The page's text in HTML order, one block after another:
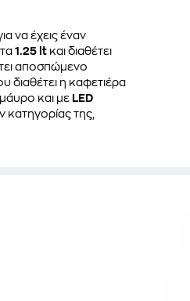
να έχεις έναν
1.25 lt και διαθέτει
αποσπώμενο
διαθέτει η καφετιέρα
και με LED
κατηγορίας της,